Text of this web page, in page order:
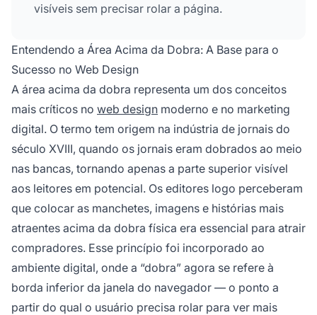
visíveis sem precisar rolar a página.
Entendendo a Área Acima da Dobra: A Base para o
Sucesso no Web Design
A área acima da dobra representa um dos conceitos
mais críticos no web design moderno e no marketing
digital. O termo tem origem na indústria de jornais do
século XVIII, quando os jornais eram dobrados ao meio
nas bancas, tornando apenas a parte superior visível
aos leitores em potencial. Os editores logo perceberam
que colocar as manchetes, imagens e histórias mais
atraentes acima da dobra física era essencial para atrair
compradores. Esse princípio foi incorporado ao
ambiente digital, onde a “dobra” agora se refere à
borda inferior da janela do navegador — o ponto a
partir do qual o usuário precisa rolar para ver mais